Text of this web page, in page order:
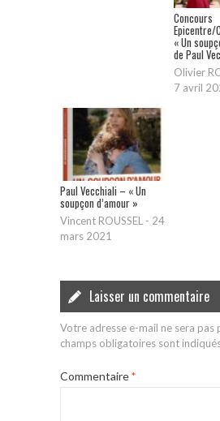
Concours
Epicentre/
« Un
de Paul
Olivier
7 avril
Paul Vecchiali – « Un
soupçon d’amour »
Vincent ROUSSEL - 24
mars 2021
Laisser un commentaire
Votre adresse e-mail ne sera pas
champs obligatoires sont
Commentaire*